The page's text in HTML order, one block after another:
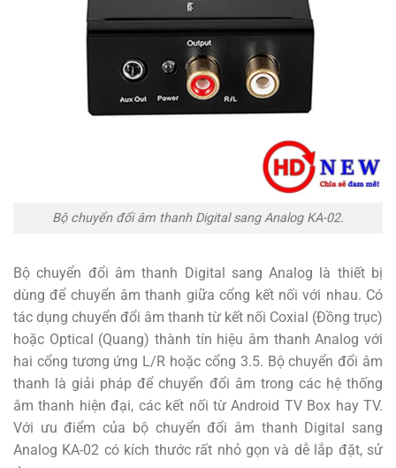
Bộ chuyển đổi âm thanh Digital sang Analog KA-02.
Bộ chuyển đổi âm thanh Digital sang Analog là thiết bị
dùng để chuyển âm thanh giữa cổng kết nối với nhau. Có
tác dụng chuyển đổi âm thanh từ kết nối Coxial (Đồng trục)
hoặc Optical (Quang) thành tín hiệu âm thanh Analog với
hai cổng tương ứng L/R hoặc cổng 3.5. Bộ chuyển đổi âm
thanh là giải pháp để chuyển đổi âm trong các hệ thống
âm thanh hiện đại, các kết nối từ Android TV Box hay TV.
Với ưu điểm của bộ chuyển đổi âm thanh Digital sang
Analog KA-02 có kích thước rất nhỏ gọn và dễ lắp đặt, sử